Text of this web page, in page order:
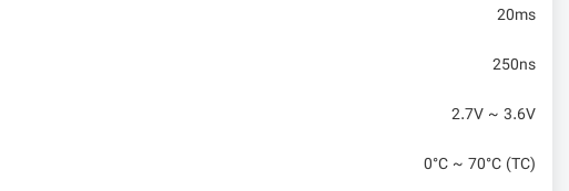
20ms
250ns
2.7V ~ 3.6V
0°C ~ 70°C (TC)